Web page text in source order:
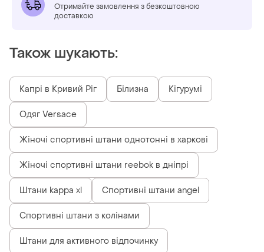
Отримайте замовлення з безкоштовною
доставкою
Також шукають:
Капрі в Кривий Ріг Білизна Кігурумі
Одяг Versace
Жіночі спортивні штани однотонні в харкові
Жіночі спортивні штани reebok в дніпрі
Штани kappa xl Спортивні штани angel
Спортивні штани з колінами
Штани для активного відпочинку